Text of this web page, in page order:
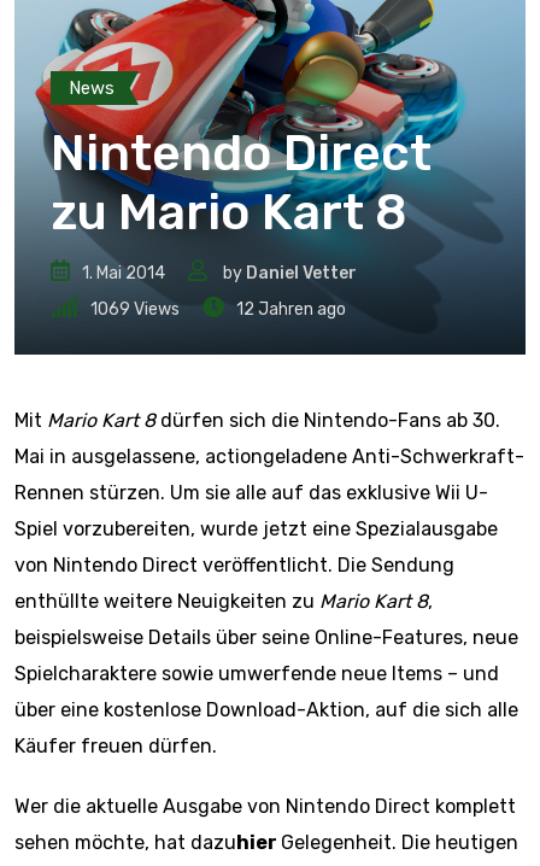
News
Nintendo Direct
zu Mario Kart 8
1. Mai 2014 by Daniel Vetter
1069 Views 12 Jahren ago
Mit Mario Kart 8dürfen sich die Nintendo-Fans ab 30.
Mai in ausgelassene, actiongeladene Anti-Schwerkraft-
Rennen stürzen. Um sie alle auf das exklusive Wii U-
Spiel vorzubereiten, wurde jetzt eine Spezialausgabe
von Nintendo Direct veröffentlicht. Die Sendung
enthüllte weitere Neuigkeiten zu Mario Kart 8,
beispielsweise Details über seine Online-Features, neue
Spielcharaktere sowie umwerfende neue Items – und
über eine kostenlose Download-Aktion, auf die sich alle
Käufer freuen dürfen.
Wer die aktuelle Ausgabe von Nintendo Direct komplett
sehen möchte, hat dazuhier Gelegenheit. Die heutigen